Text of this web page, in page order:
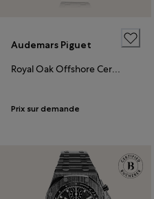
Audemars Piguet
Prix sur demande